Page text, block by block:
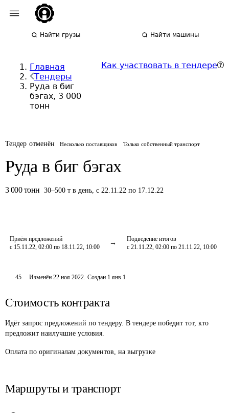
Найти грузы Найти машины
Главная
Тендеры
Руда в биг
бэгах, 3 000
тонн
Как участвовать в тендере
Тендер отменён Несколько поставщиков Только собственный транспорт
Руда в биг бэгах
3 000 тонн 30–500 т в день, с 22.11.22 по 17.12.22
Приём предложений
с 15.11.22, 02:00 по 18.11.22, 10:00
Подведение итогов
с 21.11.22, 02:00 по 21.11.22, 10:00
45 Изменён22 ноя 2022. Создан 1 янв 1
Стоимость контракта
Идёт запрос предложений по тендеру. В тендере победит тот, кто
предложит наилучшие условия.
Оплата по оригиналам документов, на выгрузке
Маршруты и транспорт